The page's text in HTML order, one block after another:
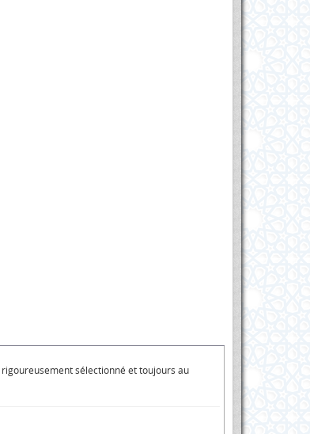
sélectionné et toujours au